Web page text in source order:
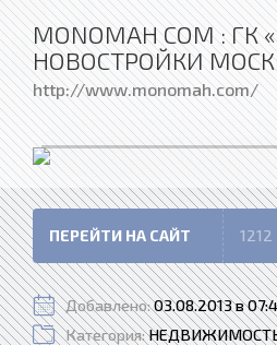
MONOMAH COM :
НОВОСТРОЙКИ
http://www.monomah.com/
ПЕРЕЙТИ НА САЙТ 1212
Добавлено:03.08.2013 в
Категория:НЕДВИЖИМОСТЬ И